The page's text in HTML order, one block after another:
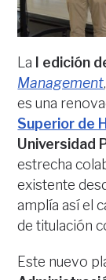
La I edición
Management
es una
Superior de
Universidad
estrecha
existente
amplía así el
de titulación
Este nuevo